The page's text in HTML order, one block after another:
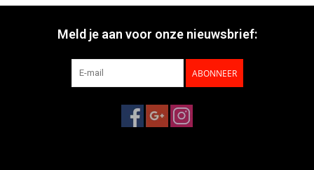
Meld je aan voor onze nieuwsbrief:
ABONNEER